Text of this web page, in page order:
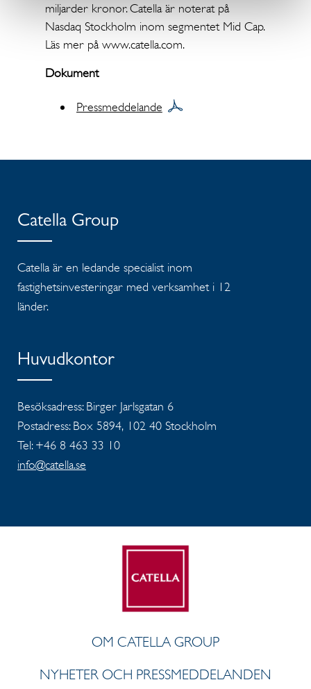
miljarder kronor. Catella är noterat på
Nasdaq Stockholm inom segmentet Mid Cap.
Läs mer på www.catella.com.
Dokument
Pressmeddelande
Catella Group
Catella är en ledande specialist inom
fastighetsinvesteringar med verksamhet i 12
länder.
Huvudkontor
Besöksadress: Birger Jarlsgatan 6
Postadress: Box 5894, 102 40 Stockholm
Tel: +46 8 463 33 10
info@catella.se
OM CATELLA GROUP
NYHETER OCH PRESSMEDDELANDEN